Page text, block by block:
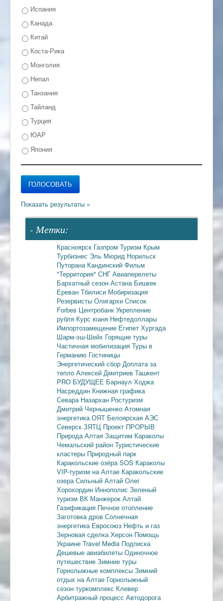
Испания
Канада
Китай
Коста-Рика
Монголия
Непал
Танзания
Тайланд
Турция
ЮАР
Япония
- Метки:
Красноярск Газпром Туризм Крым
Турбизнес Эль Мюрид Норильск
Путорана Кандинский Фильм
"Территория" СНГ Авиаперелеты
Бархатный сезон Астана Бишкек
Ереван Тбилиси Мобиризация
Резервисты Олигархи Список
Forbes Центробанк Укрепление
рубля Курс юаня Нефтедоллары
Импортозамещение Египет Хургада
Шарм-эш-Шейх Горящие туры
Частичная мобилизация Туры в
Германию Гостиницы
Энергетический сбор Доплата за
тепло Алексей Дмитриев Ташкент
PRO БУДУЩЕЕ Барнаул Ходжа
Насреддин Книжная графика
Севара Назархан Ростуризм
Дмитрий Чернышенко Атомная
энергетика ОЯТ Белоярская АЭС
Северск ЗЯТЦ Проект ПРОРЫВ
Природа Алтая Защитим Караколы
Чемальский район Туристические
кластеры Природный парк
Каракольские озёра SOS Караколы
VIP-туризм на Алтае Каракольские
озера Сильный Алтай Олег
Хорохордин Иннополис Зеленый
туризм ВК Манжерок Алтай
Газификация Печное отопление
Заготовка дров Солнечная
энергетика Евросоюз Нефть и газ
Зерновая сделка Херсон Помощь
Украине Travel Media Подписка
Дешевые авиабилеты Одиночное
путешествие Зимние туры
Горнолыжные комплексы Зимний
отдых на Алтае Горнолыжный
сезон туркомплекс Клевер
Арбитражный процесс Автодорога